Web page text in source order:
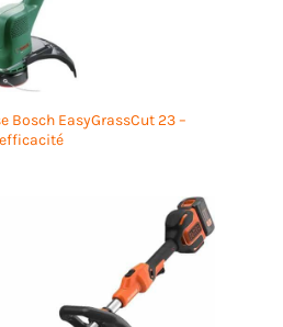
Bosch EasyGrassCut 23 –